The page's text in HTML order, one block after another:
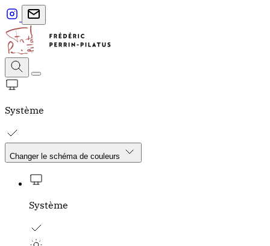
Système
Changer le schéma de couleurs
Système